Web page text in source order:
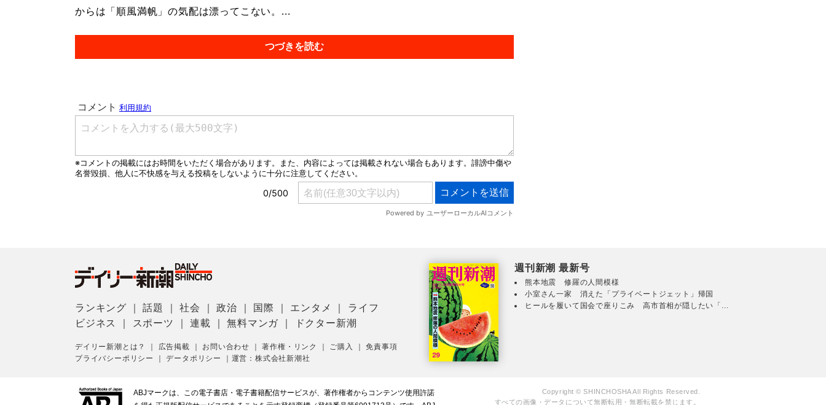
からは「順風満帆」の気配は漂ってこない。...
つづきを読む
ランキング ｜話題 ｜社会 ｜政治 国際 エンタメ
ライフ
ビジネス
スポーツ ｜連載 ｜無料マンガ ドクター新潮
デイリー新潮とは？ ｜ 広告掲載 ｜ お問い合わせ ｜著作権・リンク ｜ ご購入 ｜免責事項
プライバシーポリシー
｜データポリシー ｜ 運営：株式会社新潮社
週刊新潮 最新号
熊本地震 修羅の人間模様
小室さん一家 消えた「プライベートジェット」帰国
ヒールを履いて国会で座りこみ 高市首相が隠したい「...
ABJマークは、この電子書店・電子書籍配信サービスが、著作権者からコンテンツ使用許諾
Copyright © SHINCHOSHA All Rights Reserved.
すべての画像・データについて無断転用・無断転載を禁じます。